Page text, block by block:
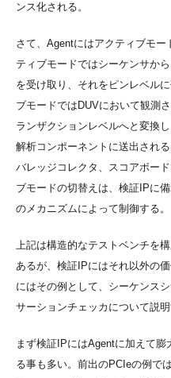
ンス化される。
さて、Agentにはアクティブモ
ティブモードではシーケンサか
を受け取り、それをピンレベル
ブモードではDUVにおいて観測
ランザクションレベルへと変換
解析コンポーネントに送出され
バレッジコレクタ、スコアボー
ブモードの切替えは、検証IPに
のメカニズムによって制御する。
上記は構造的なテストベンチを
あるが、検証IPにはそれ以外の
にはその例として、シーケンス
サーションチェッカについて説明
まず検証IPにはAgentに加えて
る事も多い。前出のPCIeの例で